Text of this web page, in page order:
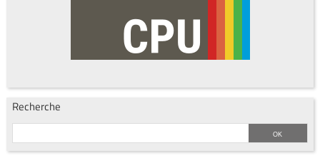
Recherche